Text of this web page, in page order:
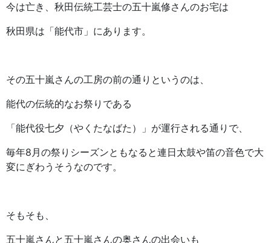
今は亡き、秋田伝統工芸士の五十嵐修さんのお宅は
秋田県は「能代市」にあります。
その五十嵐さんの工房の前の通りというのは、
能代の伝統的なお祭りである
「能代役七夕（やくたなばた）」が運行される通りで、
毎年8月の祭りシーズンともなると連日太鼓や笛の音色で大
変にぎわうそうなのです。
そもそも、
五十嵐さんと五十嵐さんの奥さんの出会いも